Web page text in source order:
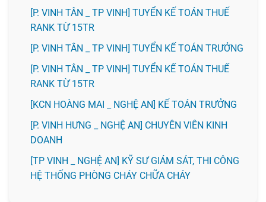
[P. VINH TÂN _ TP VINH] TUYỂN KẾ TOÁN THUẾ
RANK TỪ 15TR
[P. VINH TÂN _ TP VINH] TUYỂN KẾ TOÁN TRƯỞNG
[P. VINH TÂN _ TP VINH] TUYỂN KẾ TOÁN THUẾ
RANK TỪ 15TR
️[KCN HOÀNG MAI _ NGHỆ AN] KẾ TOÁN TRƯỞNG
️[P. VINH HƯNG _ NGHỆ AN] CHUYÊN VIÊN KINH
DOANH
[TP VINH _ NGHỆ AN] KỸ SƯ GIÁM SÁT, THI CÔNG
HỆ THỐNG PHÒNG CHÁY CHỮA CHÁY